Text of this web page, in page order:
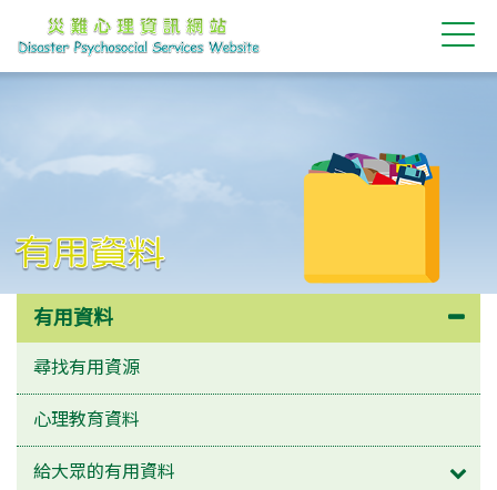
有用資料
有用資料
尋找有用資源
心理教育資料
給大眾的有用資料